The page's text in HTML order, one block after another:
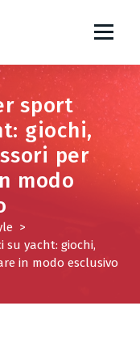
sport
giochi,
per
modo
>
yacht: giochi,
in modo esclusivo